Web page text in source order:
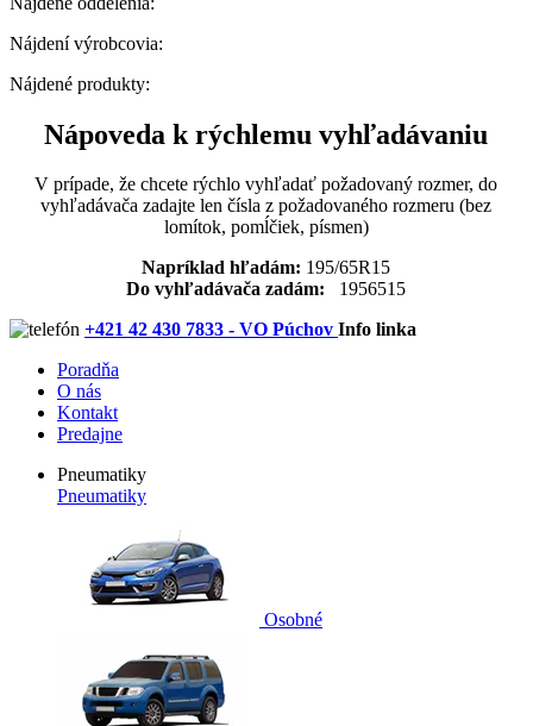
Nájdení výrobcovia:
Nájdené produkty:
Nápoveda k rýchlemu vyhľadávaniu
V prípade, že chcete rýchlo vyhľadať požadovaný rozmer, do
vyhľadávača zadajte len čísla z požadovaného rozmeru (bez
lomítok, pomĺčiek, písmen)
Napríklad hľadám: 195/65R15
Do vyhľadávača zadám: 1956515
+421 42 430 7833 - VO Púchov Info linka
Poradňa
O nás
Kontakt
Predajne
Pneumatiky
Pneumatiky
Osobné